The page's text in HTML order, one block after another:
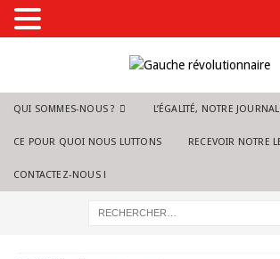
QUI SOMMES-NOUS ? L’ÉGALITÉ, NOTRE JOURNAL
CE POUR QUOI NOUS LUTTONS RECEVOIR NOTRE
CONTACTEZ-NOUS !